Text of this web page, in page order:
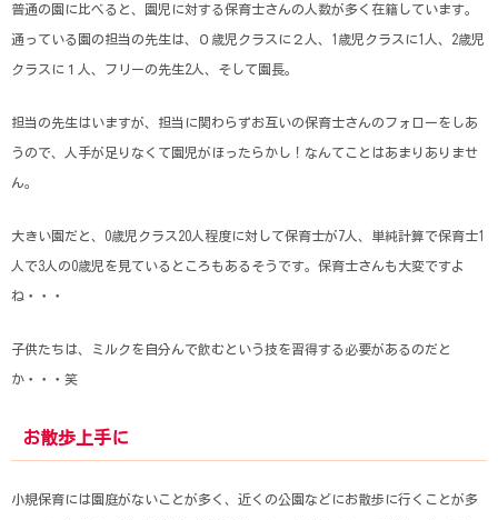
普通の園に比べると、園児に対する保育士さんの人数が多く在籍しています。
通っている園の担当の先生は、０歳児クラスに２人、1歳児クラスに1人、2歳児
クラスに１人、フリーの先生2人、そして園長。
担当の先生はいますが、担当に関わらずお互いの保育士さんのフォローをしあ
うので、人手が足りなくて園児がほったらかし！なんてことはあまりありませ
ん。
大きい園だと、0歳児クラス20人程度に対して保育士が7人、単純計算で保育士1
人で3人の0歳児を見ているところもあるそうです。保育士さんも大変ですよ
ね・・・
子供たちは、ミルクを自分んで飲むという技を習得する必要があるのだと
か・・・笑
お散歩上手に
小規保育には園庭がないことが多く、近くの公園などにお散歩に行くことが多